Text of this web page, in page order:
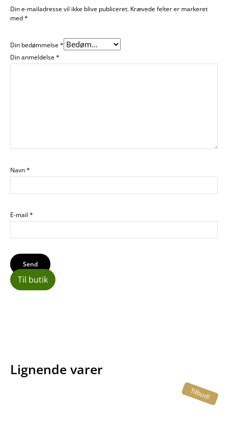
Din e-mailadresse vil ikke blive publiceret. Krævede felter er markeret
med*
Din bedømmelse*
Din anmeldelse*
Navn*
E-mail *
Til butik
Lignende varer
Tilbud!